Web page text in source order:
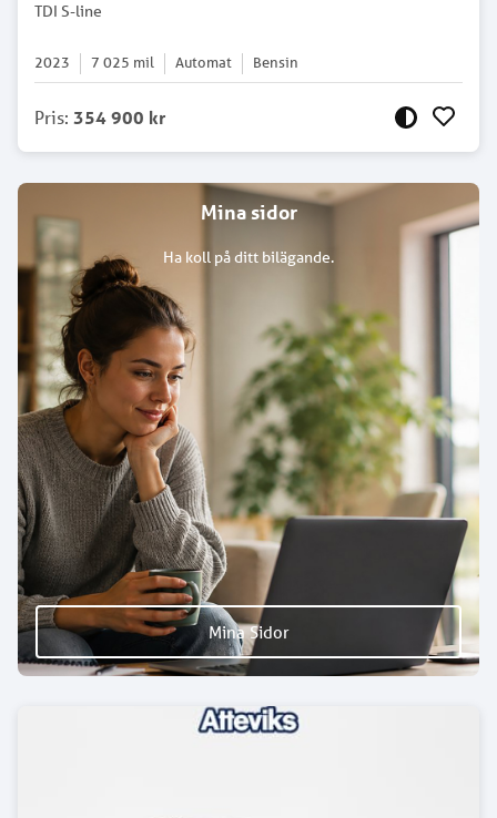
TDI S-line
2023 7 025 mil Automat Bensin
Pris: 354 900 kr
Mina sidor
Ha koll på ditt bilägande.
Mina Sidor